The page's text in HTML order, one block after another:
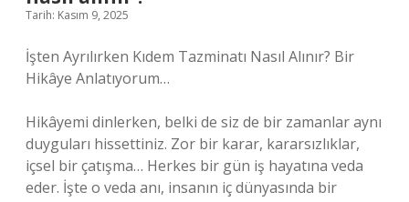
Tarih: Kasım 9, 2025
İşten Ayrılırken Kıdem Tazminatı Nasıl Alınır? Bir
Hikâye Anlatıyorum…
Hikâyemi dinlerken, belki de siz de bir zamanlar aynı
duyguları hissettiniz. Zor bir karar, kararsızlıklar,
içsel bir çatışma… Herkes bir gün iş hayatına veda
eder. İşte o veda anı, insanın iç dünyasında bir